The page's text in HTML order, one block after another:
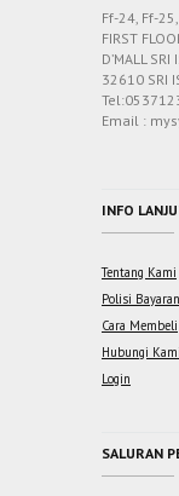
Ff-24, Ff-
FIRST
D’MALL SRI
32610 SRI
Email :
INFO
Tentang Kami
Polisi
Cara Membeli
Hubungi Kami
Login
SALURAN